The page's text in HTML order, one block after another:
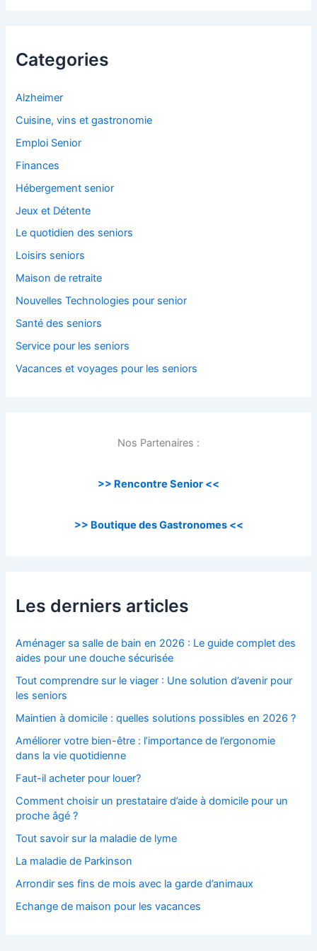
c
h
r
:
Categories
Alzheimer
Cuisine, vins et gastronomie
Emploi Senior
Finances
Hébergement senior
Jeux et Détente
Le quotidien des seniors
Loisirs seniors
Maison de retraite
Nouvelles Technologies pour senior
Santé des seniors
Service pour les seniors
Vacances et voyages pour les seniors
Nos Partenaires :
>> Rencontre Senior <<
>> Boutique des Gastronomes <<
Les derniers articles
Aménager sa salle de bain en 2026 : Le guide complet des
aides pour une douche sécurisée
Tout comprendre sur le viager : Une solution d’avenir pour
les seniors
Maintien à domicile : quelles solutions possibles en 2026 ?
Améliorer votre bien-être : l’importance de l’ergonomie
dans la vie quotidienne
Faut-il acheter pour louer?
Comment choisir un prestataire d’aide à domicile pour un
proche âgé ?
Tout savoir sur la maladie de lyme
La maladie de Parkinson
Arrondir ses fins de mois avec la garde d’animaux
Echange de maison pour les vacances